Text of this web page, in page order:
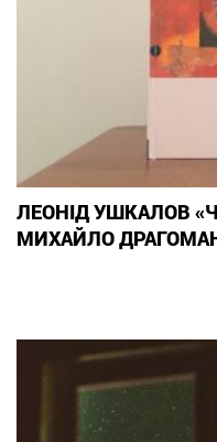
ЛЕОНІД УШКАЛОВ
МИХАЙЛО